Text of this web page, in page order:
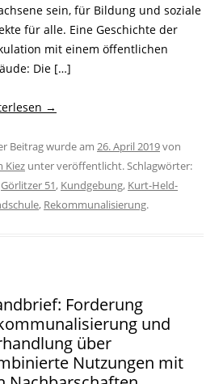
sein, für Bildung und soziale
für alle. Eine Geschichte der
mit einem öffentlichen
Die […]
→
Beitrag wurde am 26. April 2019von
Kiez unter veröffentlicht. Schlagwörter:
Görlitzer 51, Kundgebung, Kurt-Held-
, Rekommunalisierung.
Forderung
und
über
Nutzungen mit